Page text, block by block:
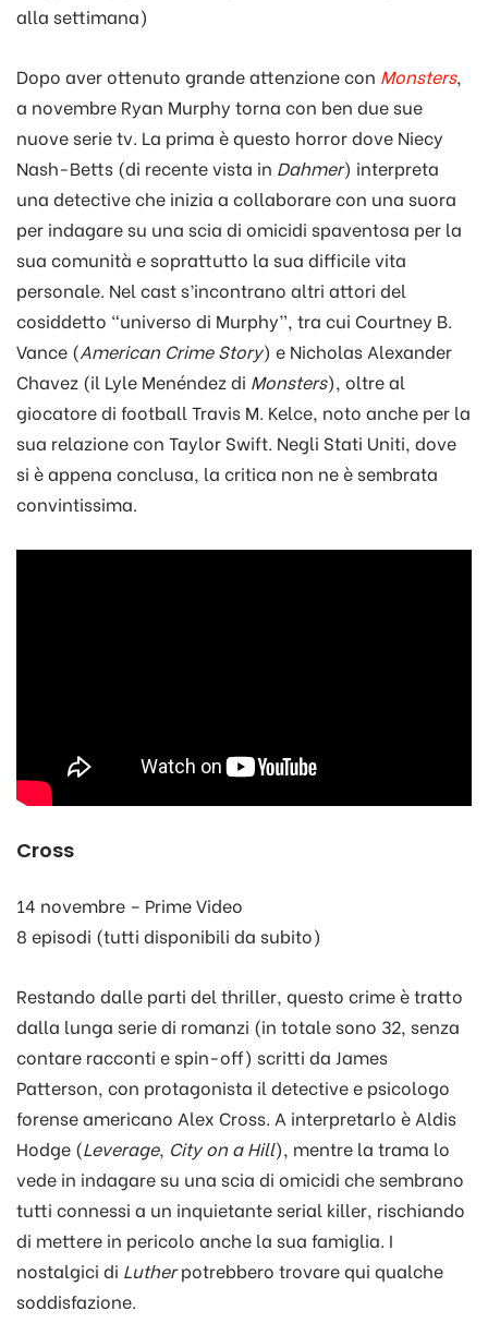
alla settimana)
Dopo aver ottenuto grande attenzione con Monsters,
a novembre Ryan Murphy torna con ben due sue
nuove serie tv. La prima è questo horror dove Niecy
Nash-Betts (di recente vista in Dahmer) interpreta
una detective che inizia a collaborare con una suora
per indagare su una scia di omicidi spaventosa per la
sua comunità e soprattutto la sua difficile vita
personale. Nel cast s’incontrano altri attori del
cosiddetto “universo di Murphy”, tra cui Courtney B.
Vance (American Crime Story) e Nicholas Alexander
Chavez (il Lyle Menéndez di Monsters), oltre al
giocatore di football Travis M. Kelce, noto anche per la
sua relazione con Taylor Swift. Negli Stati Uniti, dove
si è appena conclusa, la critica non ne è sembrata
convintissima.
Cross
14 novembre – Prime Video
8 episodi (tutti disponibili da subito)
Restando dalle parti del thriller, questo crime è tratto
dalla lunga serie di romanzi (in totale sono 32, senza
contare racconti e spin-off) scritti da James
Patterson, con protagonista il detective e psicologo
forense americano Alex Cross. A interpretarlo è Aldis
Hodge (Leverage, City on a Hill), mentre la trama lo
vede in indagare su una scia di omicidi che sembrano
tutti connessi a un inquietante serial killer, rischiando
di mettere in pericolo anche la sua famiglia. I
nostalgici di Lutherpotrebbero trovare qui qualche
soddisfazione.